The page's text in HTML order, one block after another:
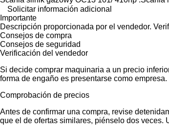
Solicitar información adicional
Importante
Descripción proporcionada por el vendedor.
Consejos de compra
Consejos de seguridad
Verificación del vendedor
Si decide comprar maquinaria a un precio
forma de engaño es presentarse como
Comprobación de precios
Antes de confirmar una compra, revise
que el de ofertas similares, piénselo dos veces.